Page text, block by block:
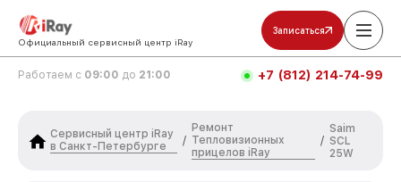
Официальный сервисный центр iRay
Записаться
Работаем с 09:00 до 21:00 +7 (812) 214-74-99
Сервисный центр iRay
в Санкт-Петербурге
/
Ремонт
Тепловизионных
прицелов iRay
/
Saim
SCL
25W